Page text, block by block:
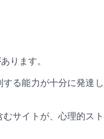
ります。
る能力が十分に発達し
サイトが、心理的スト